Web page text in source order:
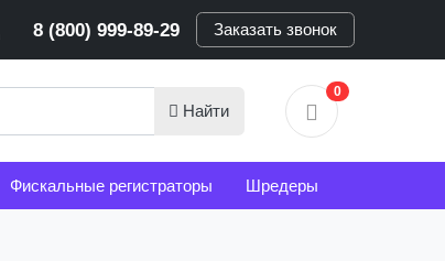
8 (800) 999-89-29 Заказать звонок
Найти
0
Фискальные регистраторы Шредеры